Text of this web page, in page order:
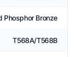
Phosphor Bronze
T568A/T568B